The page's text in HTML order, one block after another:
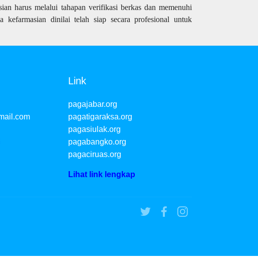
harus melalui tahapan verifikasi berkas dan memenuhi
kefarmasian dinilai telah siap secara profesional untuk
Link
pagajabar.org
pagatigaraksa.org
pagasiulak.org
pagabangko.org
pagaciruas.org
Lihat link lengkap